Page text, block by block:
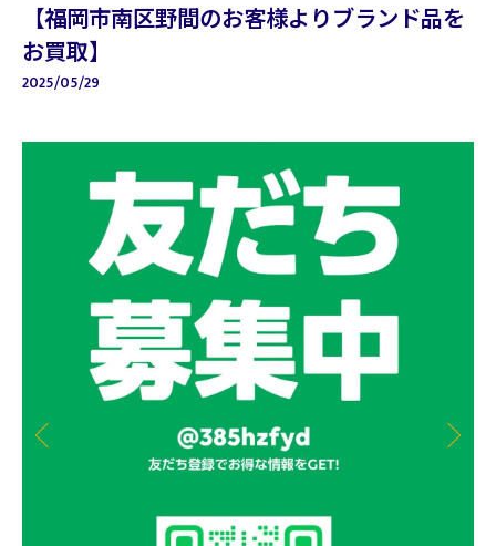
【福岡市南区野間のお客様よりブランド品を
お買取】
2025/05/29